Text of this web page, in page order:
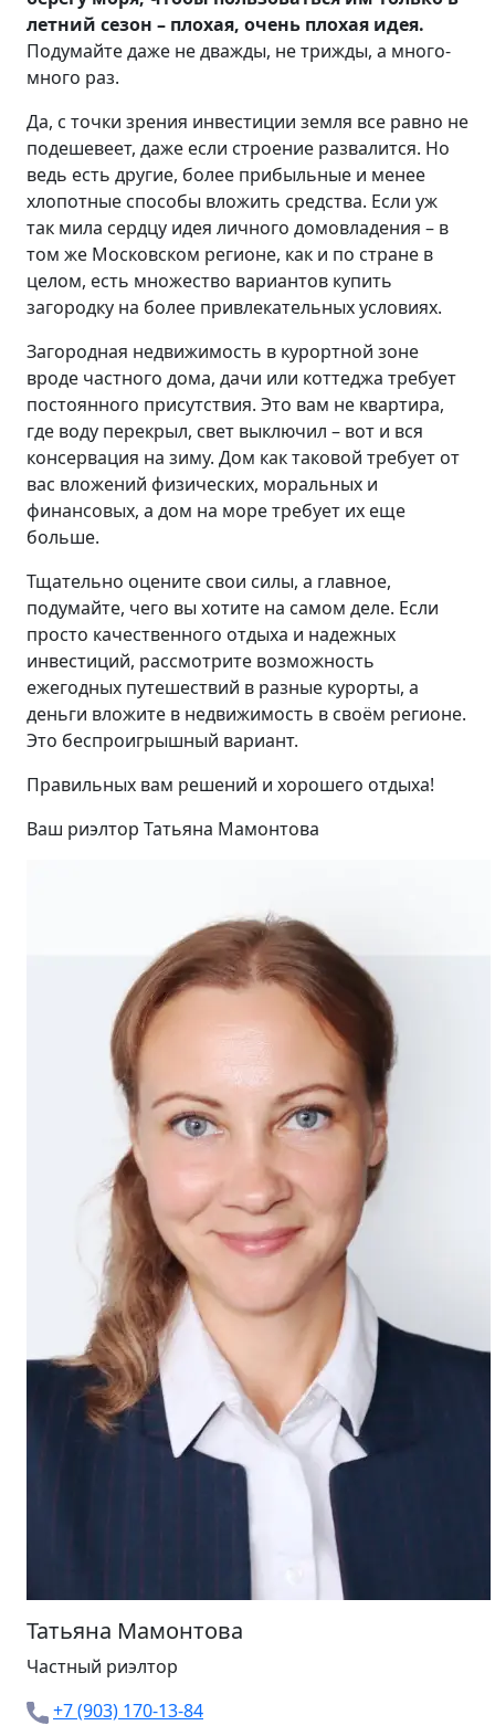
летний сезон – плохая, очень плохая идея.
Подумайте даже не дважды, не трижды, а много-
много раз.
Да, с точки зрения инвестиции земля все равно не
подешевеет, даже если строение развалится. Но
ведь есть другие, более прибыльные и менее
хлопотные способы вложить средства. Если уж
так мила сердцу идея личного домовладения – в
том же Московском регионе, как и по стране в
целом, есть множество вариантов купить
загородку на более привлекательных условиях.
Загородная недвижимость в курортной зоне
вроде частного дома, дачи или коттеджа требует
постоянного присутствия. Это вам не квартира,
где воду перекрыл, свет выключил – вот и вся
консервация на зиму. Дом как таковой требует от
вас вложений физических, моральных и
финансовых, а дом на море требует их еще
больше.
Тщательно оцените свои силы, а главное,
подумайте, чего вы хотите на самом деле. Если
просто качественного отдыха и надежных
инвестиций, рассмотрите возможность
ежегодных путешествий в разные курорты, а
деньги вложите в недвижимость в своём регионе.
Это беспроигрышный вариант.
Правильных вам решений и хорошего отдыха!
Ваш риэлтор Татьяна Мамонтова
Татьяна Мамонтова
Частный риэлтор
+7 (903) 170-13-84